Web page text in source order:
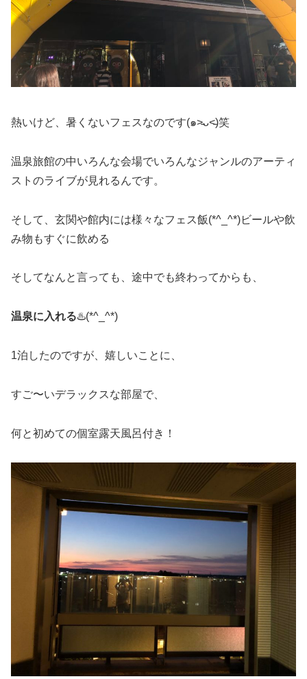
熱いけど、暑くないフェスなのです(๑˃̵ᴗ˂̵)笑
温泉旅館の中いろんな会場でいろんなジャンルのアーティ
ストのライブが見れるんです。
そして、玄関や館内には様々なフェス飯(*^_^*)ビールや飲
み物もすぐに飲める
そしてなんと言っても、途中でも終わってからも、
温泉に入れる♨️(*^_^*)
1泊したのですが、嬉しいことに、
すご〜いデラックスな部屋で、
何と初めての個室露天風呂付き！